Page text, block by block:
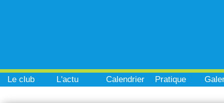
Le club L'actu Calendrier Pratique